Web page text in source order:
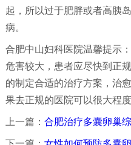
起，所以过于肥胖或者高胰
病。
合肥中山妇科医院温馨提示
危害较大，患者应尽快到正
的制定合适的治疗方案，治
果去正规的医院可以很大程
上一篇： 合肥治疗多囊卵巢